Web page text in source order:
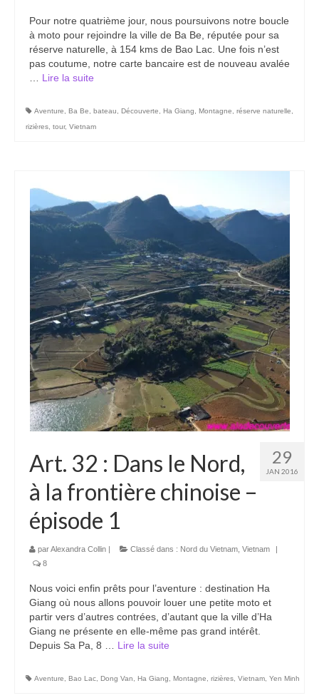
Cambodge – Infos
Toutes à l’école
Les articles du Cambodge
Notre région, la Normandie
Ville : Paris
Blog
Catégories
Boucles d’articles
Commentaires récents
Archives des articles
Nuage d’étiquettes
Pour notre quatrième jour, nous poursuivons notre boucle
à moto pour rejoindre la ville de Ba Be, réputée pour sa
réserve naturelle, à 154 kms de Bao Lac. Une fois n’est
pas coutume, notre carte bancaire est de nouveau avalée
Lire la suite­­
Aventure Ba Be bateau Découverte Ha Giang Montagne réserve naturelle
rizières tour, Vietnam
29
JAN 2016
Art. 32 : Dans le Nord,
à la frontière chinoise –
épisode 1
parAlexandra Collin | Classé dans : Nord du Vietnam Vietnam
|
8
Nous voici enfin prêts pour l’aventure : destination Ha
Giang où nous allons pouvoir louer une petite moto et
partir vers d’autres contrées, d’autant que la ville d’Ha
Giang ne présente en elle-même pas grand intérêt.
Depuis Sa Pa, 8 … Lire la suite­­
Aventure Bao Lac Dong Van Ha Giang Montagne rizières Vietnam Yen Minh